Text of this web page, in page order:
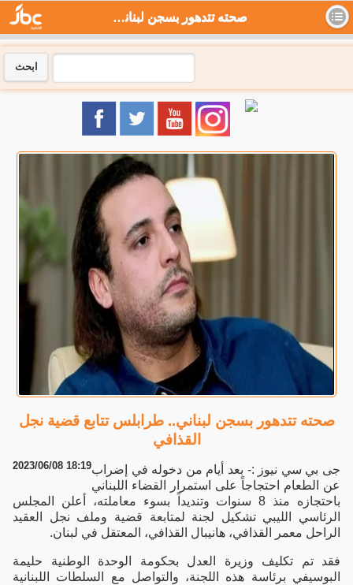
صحته تتدهور بسجن لبناني.. طرابلس تتابع قضية نجل القذافي - جي بي سي نيوز
ابحث
صحته تتدهور بسجن لبناني.. طرابلس تتابع قضية نجل
القذافي
2023/06/08 18:19جى بي سي نيوز :- بعد أيام من دخوله في إضراب
عن الطعام احتجاجاً على استمرار القضاء اللبناني
باحتجازه منذ 8 سنوات وتنديداً بسوء معاملته، أعلن المجلس
الرئاسي الليبي تشكيل لجنة لمتابعة قضية وملف نجل العقيد
الراحل معمر القذافي، هانيبال القذافي، المعتقل في لبنان.
فقد تم تكليف وزيرة العدل بحكومة الوحدة الوطنية حليمة
البوسيفي برئاسة هذه اللجنة، والتواصل مع السلطات اللبنانية